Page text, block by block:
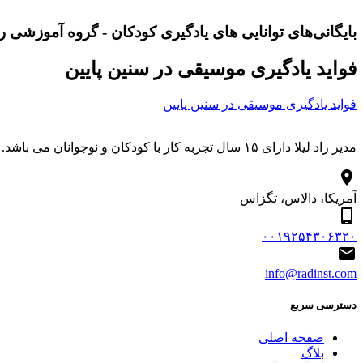
بایگانی‌های توانایی های یادگیری کودکان - گروه آموزشی
فواید یادگیری موسیقی در سنین پایین
فواید یادگیری موسیقی در سنین پایین
مدیر راد لیلا دارای ۱۵ سال تجربه کار با کودکان و نوجوانان می باشد. درباره مجموعه هنری آموزشی راد آموزش آنلاین شعار ماست.
آمریکا، دالاس، تگزاس
۰۰۱۹۲۵۴۳۰۶۳۲۰
info@radinst.com
دسترسی سریع
صفحه اصلی
بلاگ